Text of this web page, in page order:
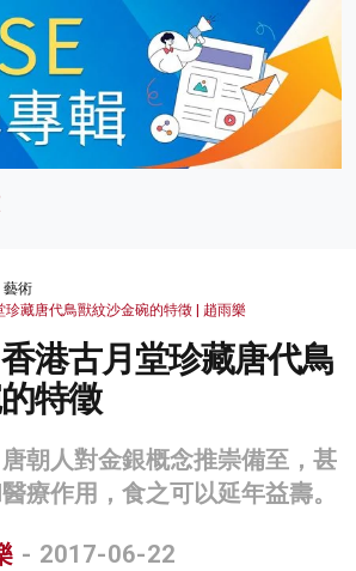
藝術
藏唐代鳥獸紋沙金碗的特徵 | 趙雨樂
港古月堂珍藏唐代鳥
特徵
朝人對金銀概念推崇備至，甚
療作用，食之可以延年益壽。
- 2017-06-22